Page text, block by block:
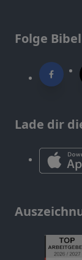
Folge
Lade dir